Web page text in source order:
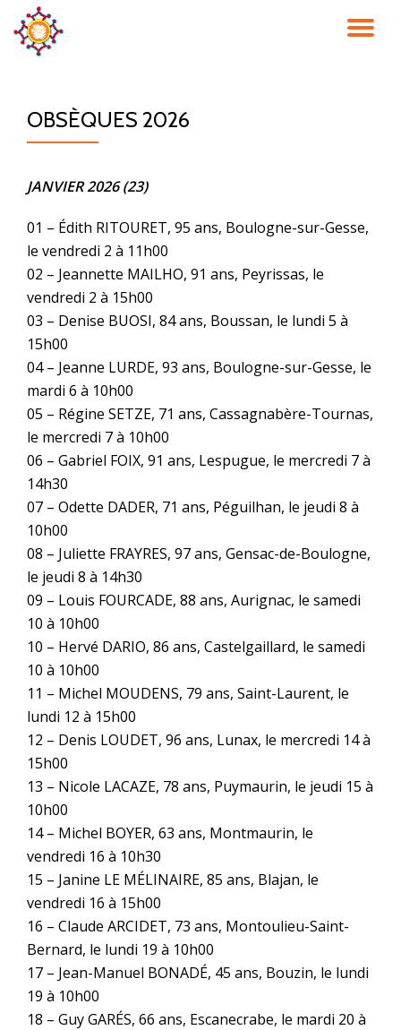
Aller
OBSÈQUES 2026
JANVIER 2026 (23)
01 – Édith RITOURET, 95 ans, Boulogne-sur-Gesse,
le vendredi 2 à 11h00
02 – Jeannette MAILHO, 91 ans, Peyrissas, le
vendredi 2 à 15h00
03 – Denise BUOSI, 84 ans, Boussan, le lundi 5 à
15h00
04 – Jeanne LURDE, 93 ans, Boulogne-sur-Gesse, le
mardi 6 à 10h00
05 – Régine SETZE, 71 ans, Cassagnabère-Tournas,
le mercredi 7 à 10h00
06 – Gabriel FOIX, 91 ans, Lespugue, le mercredi 7 à
14h30
07 – Odette DADER, 71 ans, Péguilhan, le jeudi 8 à
10h00
08 – Juliette FRAYRES, 97 ans, Gensac-de-Boulogne,
le jeudi 8 à 14h30
09 – Louis FOURCADE, 88 ans, Aurignac, le samedi
10 à 10h00
10 – Hervé DARIO, 86 ans, Castelgaillard, le samedi
10 à 10h00
11 – Michel MOUDENS, 79 ans, Saint-Laurent, le
lundi 12 à 15h00
12 – Denis LOUDET, 96 ans, Lunax, le mercredi 14 à
15h00
13 – Nicole LACAZE, 78 ans, Puymaurin, le jeudi 15 à
10h00
14 – Michel BOYER, 63 ans, Montmaurin, le
vendredi 16 à 10h30
15 – Janine LE MÉLINAIRE, 85 ans, Blajan, le
vendredi 16 à 15h00
16 – Claude ARCIDET, 73 ans, Montoulieu-Saint-
Bernard, le lundi 19 à 10h00
17 – Jean-Manuel BONADÉ, 45 ans, Bouzin, le lundi
19 à 10h00
18 – Guy GARÉS, 66 ans, Escanecrabe, le mardi 20 à